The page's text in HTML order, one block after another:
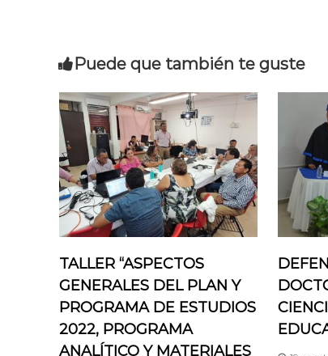
e
g
a
c
i
ó
n
d
Puede que también te guste
TALLER “ASPECTOS
GENERALES DEL PLAN Y
PROGRAMA DE ESTUDIOS
2022, PROGRAMA
ANALÍTICO Y MATERIALES